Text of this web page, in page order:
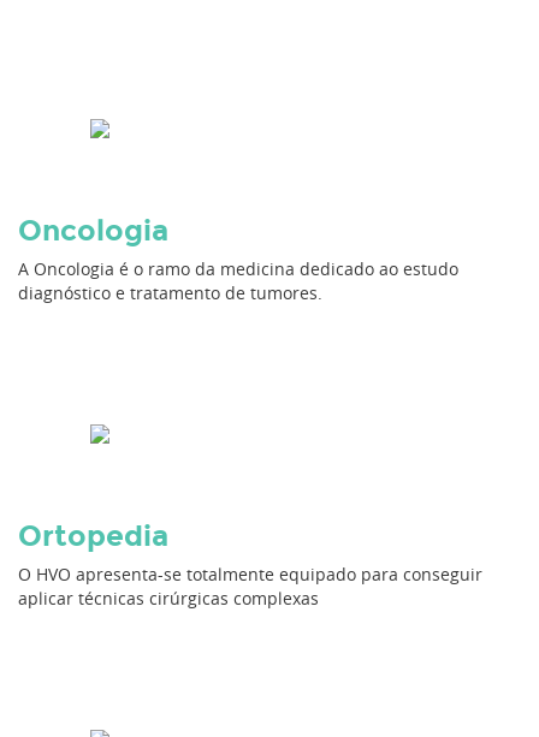
Oncologia
A Oncologia é o ramo da medicina dedicado ao estudo
diagnóstico e tratamento de tumores.
Ortopedia
O HVO apresenta-se totalmente equipado para conseguir
aplicar técnicas cirúrgicas complexas